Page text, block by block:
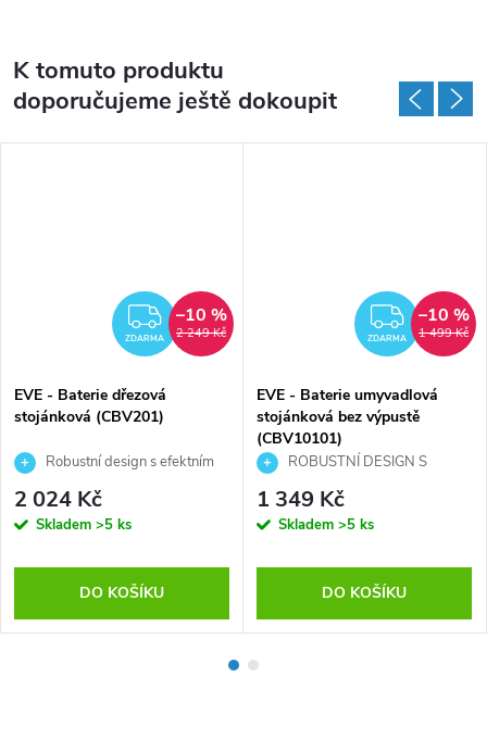
K tomuto produktu
doporučujeme ještě dokoupit
ZDARMA
ZDARMA 2 249 Kč
–10 %
EVE - Baterie dřezová
stojánková (CBV201)
Robustní design s efektním
ramínkem
2 024 Kč
Skladem >5 ks
DO KOŠÍKU
ZDARMA 1 499 Kč
–10 %
EVE - Baterie umyvadlová
stojánková bez výpustě
(CBV10101)
ROBUSTNÍ DESIGN S
EFEKTNÍM RAMÍNKEM
1 349 Kč
Skladem >5 ks
DO KOŠÍKU